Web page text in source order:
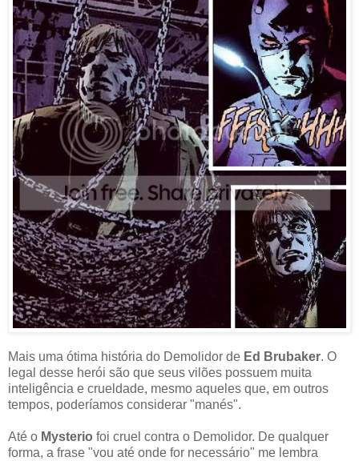
Mais uma ótima história do Demolidor de Ed Brubaker. O
legal desse herói são que seus vilões possuem muita
inteligência e crueldade, mesmo aqueles que, em outros
tempos, poderíamos considerar "manés".
Até o Mysterio foi cruel contra o Demolidor. De qualquer
forma, a frase "vou até onde for necessário" me lembra